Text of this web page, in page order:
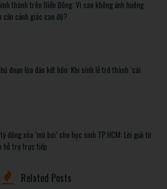
thành trên Biển Đông: Vì sao không ảnh hưởng
cần cảnh giác cao độ?
đoạn lừa đảo kết hôn: Khi sính lễ trở thành ‘cái
đồng xóa ‘mù bơi’ cho học sinh TP.HCM: Lời giải từ
hỗ trợ trực tiếp
Related Posts